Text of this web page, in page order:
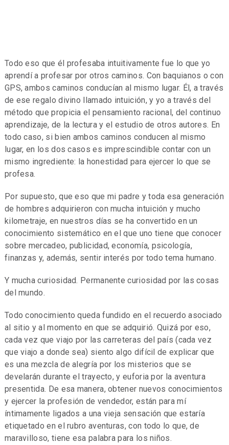
Todo eso que él profesaba intuitivamente fue lo que yo
aprendí a profesar por otros caminos. Con baquianos o con
GPS, ambos caminos conducían al mismo lugar. Él, a través
de ese regalo divino llamado intuición, y yo a través del
método que propicia el pensamiento racional, del continuo
aprendizaje, de la lectura y el estudio de otros autores. En
todo caso, si bien ambos caminos conducen al mismo
lugar, en los dos casos es imprescindible contar con un
mismo ingrediente: la honestidad para ejercer lo que se
profesa.
Por supuesto, que eso que mi padre y toda esa generación
de hombres adquirieron con mucha intuición y mucho
kilometraje, en nuestros días se ha convertido en un
conocimiento sistemático en el que uno tiene que conocer
sobre mercadeo, publicidad, economía, psicología,
finanzas y, además, sentir interés por todo tema humano.
Y mucha curiosidad. Permanente curiosidad por las cosas
del mundo.
Todo conocimiento queda fundido en el recuerdo asociado
al sitio y al momento en que se adquirió. Quizá por eso,
cada vez que viajo por las carreteras del país (cada vez
que viajo a donde sea) siento algo difícil de explicar que
es una mezcla de alegría por los misterios que se
develarán durante el trayecto, y euforia por la aventura
presentida. De esa manera, obtener nuevos conocimientos
y ejercer la profesión de vendedor, están para mí
íntimamente ligados a una vieja sensación que estaría
etiquetado en el rubro aventuras, con todo lo que, de
maravilloso, tiene esa palabra para los niños.